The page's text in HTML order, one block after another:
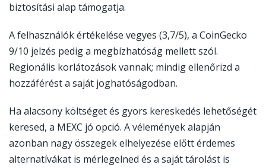
biztosítási alap támogatja.
A felhasználók értékelése vegyes (3,7/5), a CoinGecko
9/10 jelzés pedig a megbízhatóság mellett szól.
Regionális korlátozások vannak; mindig ellenőrizd a
hozzáférést a saját joghatóságodban.
Ha alacsony költséget és gyors kereskedés lehetőségét
keresed, a MEXC jó opció. A vélemények alapján
azonban nagy összegek elhelyezése előtt érdemes
alternatívákat is mérlegelned és a saját tárolást is